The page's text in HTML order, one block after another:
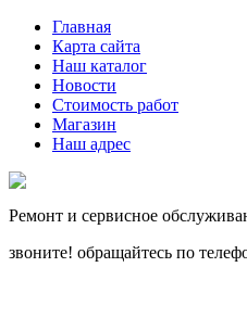
Главная
Карта сайта
Наш каталог
Новости
Стоимость работ
Магазин
Наш адрес
Ремонт и сервисное
звоните! обращайтесь по